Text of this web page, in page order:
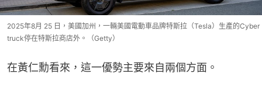
2025年8月 25 日，美國加州，一輛美國電動車品牌特斯拉（Tesla）生產的Cyber​​
truck停在特斯拉商店外。（Getty）
在黃仁勳看來，這一優勢主要來自兩個方面。